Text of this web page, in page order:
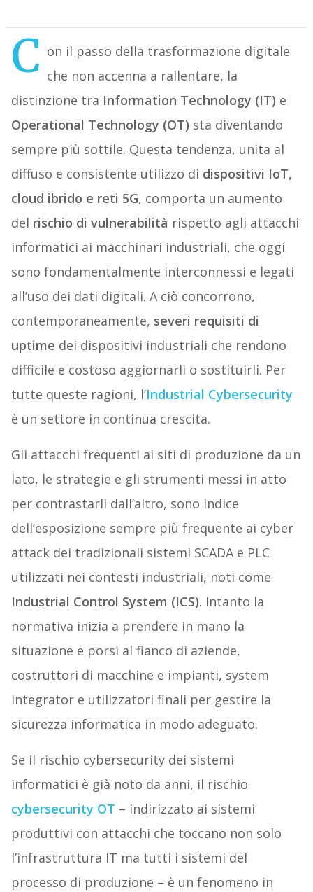
C on il passo della trasformazione digitale
che non accenna a rallentare, la
distinzione tra Information Technology (IT) e
Operational Technology (OT) sta diventando
sempre più sottile. Questa tendenza, unita al
diffuso e consistente utilizzo di dispositivi IoT,
cloud ibrido e reti 5G, comporta un aumento
del rischio di vulnerabilità rispetto agli attacchi
informatici ai macchinari industriali, che oggi
sono fondamentalmente interconnessi e legati
all’uso dei dati digitali. A ciò concorrono,
contemporaneamente, severi requisiti di
uptime dei dispositivi industriali che rendono
difficile e costoso aggiornarli o sostituirli. Per
tutte queste ragioni, l’Industrial Cybersecurity
è un settore in continua crescita.
Gli attacchi frequenti ai siti di produzione da un
lato, le strategie e gli strumenti messi in atto
per contrastarli dall’altro, sono indice
dell’esposizione sempre più frequente ai cyber
attack dei tradizionali sistemi SCADA e PLC
utilizzati nei contesti industriali, noti come
Industrial Control System (ICS). Intanto la
normativa inizia a prendere in mano la
situazione e porsi al fianco di aziende,
costruttori di macchine e impianti, system
integrator e utilizzatori finali per gestire la
sicurezza informatica in modo adeguato.
Se il rischio cybersecurity dei sistemi
informatici è già noto da anni, il rischio
cybersecurity OT – indirizzato ai sistemi
produttivi con attacchi che toccano non solo
l’infrastruttura IT ma tutti i sistemi del
processo di produzione – è un fenomeno in